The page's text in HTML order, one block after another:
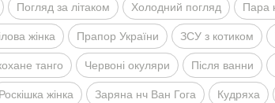
Погляд за лiтаком Холодний погляд Пара
жiнка Прапор України ЗСУ з котиком
танго Червонi окуляри Пiсля ванни
Роскiшка жiнка Заряна нч Ван Гога Кудряха